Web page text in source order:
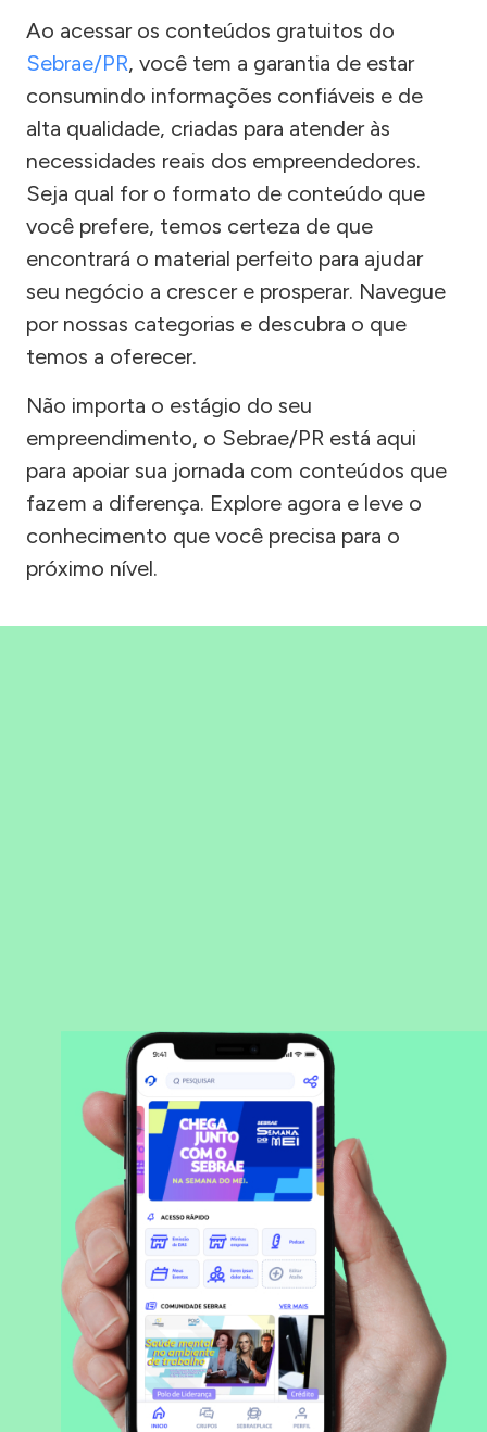
Ao acessar os conteúdos gratuitos do
Sebrae/PR, você tem a garantia de estar
consumindo informações confiáveis e de
alta qualidade, criadas para atender às
necessidades reais dos empreendedores.
Seja qual for o formato de conteúdo que
você prefere, temos certeza de que
encontrará o material perfeito para ajudar
seu negócio a crescer e prosperar. Navegue
por nossas categorias e descubra o que
temos a oferecer.
Não importa o estágio do seu
empreendimento, o Sebrae/PR está aqui
para apoiar sua jornada com conteúdos que
fazem a diferença. Explore agora e leve o
conhecimento que você precisa para o
próximo nível.